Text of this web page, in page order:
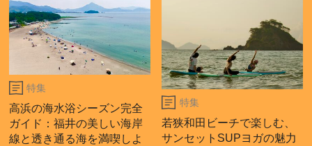
特集
高浜の海水浴シーズン完全
ガイド：福井の美しい海岸
線と透き通る海を満喫しよ
特集
若狭和田ビーチで楽しむ、
サンセットSUPヨガの魅力